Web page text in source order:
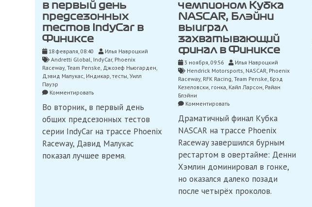
в первый день
предсезонных
тестов IndyCar в
Финиксе
18 февраля, 08:40
Илья Навроцкий
Andretti Global, IndyCar, Phoenix
Raceway, Team Penske, Джозеф Ньюгарден,
Дэвид Малукас, Индикар, тесты, Уилл
Пауэр
Комментироватьon
лидировал
в
день
предсезонных
тестов
IndyCar
Во вторник, в первый день
общих предсезонных тестов
серии IndyCar на трассе Phoenix
Raceway, Давид Малукас
показал лучшее время.
чемпионом Кубка
NASCAR, Блэйни
выиграл
захватывающий
финал в Финиксе
3 ноября, 09:56
Илья Навроцкий
Hendrick Motorsports, NASCAR, Phoenix
Raceway, RFK Racing, Team Penske, Брэд
Кезеловски, гонка, Кайл Ларсон, Райан
Блэйни
Комментироватьon
стал
чемпионом
NASCAR,
Блэйни
выиграл
захватывающий
финал
Финиксе
Драматичный финал Кубка
NASCAR на трассе Phoenix
Raceway завершился бурным
рестартом в овертайме: Денни
Хэмлин доминировал в гонке,
но оказался далеко позади
после четырёх проколов.